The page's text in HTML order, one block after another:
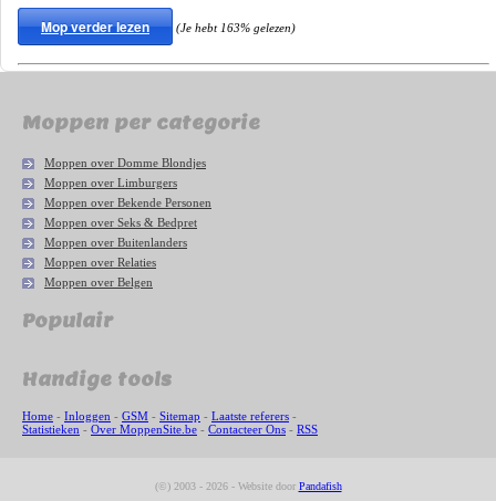
Mop verder lezen (Je hebt 163% gelezen)
Moppen per categorie
Moppen over Domme Blondjes
Moppen over Limburgers
Moppen over Bekende Personen
Moppen over Seks & Bedpret
Moppen over Buitenlanders
Moppen over Relaties
Moppen over Belgen
Populair
Handige tools
Home - Inloggen - GSM - Sitemap - Laatste referers -
Statistieken - Over MoppenSite.be - Contacteer Ons - RSS
(©) 2003 - 2026 - Website door Pandafish